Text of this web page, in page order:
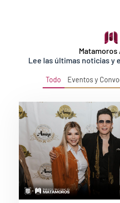
Matamoros
Lee las últimas noticias y
Todo Eventos y